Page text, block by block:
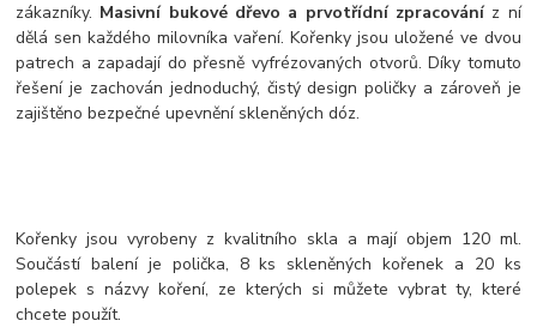
zákazníky. Masivní bukové dřevo a prvotřídní zpracováníz ní
dělá sen každého milovníka vaření. Kořenky jsou uložené ve dvou
patrech a zapadají do přesně vyfrézovaných otvorů. Díky tomuto
řešení je zachován jednoduchý, čistý design poličky a zároveň je
zajištěno bezpečné upevnění skleněných dóz.
Kořenky jsou vyrobeny z kvalitního skla a mají objem 120 ml.
Součástí balení je polička, 8 ks skleněných kořenek a 20 ks
polepek s názvy koření, ze kterých si můžete vybrat ty, které
chcete použít.